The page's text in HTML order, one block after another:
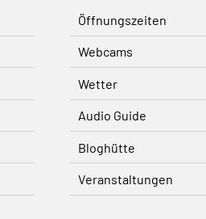
Öffnungszeiten
Webcams
Wetter
Audio Guide
Bloghütte
Veranstaltungen